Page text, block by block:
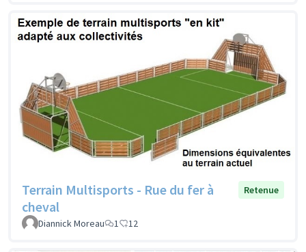
Terrain Multisports - Rue du fer à
cheval
Retenue
Diannick Moreau 1 12